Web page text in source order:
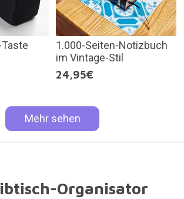
Taste
1.000-Seiten-Notizbuch
im Vintage-Stil
24,95€
Mehr sehen
Organisator